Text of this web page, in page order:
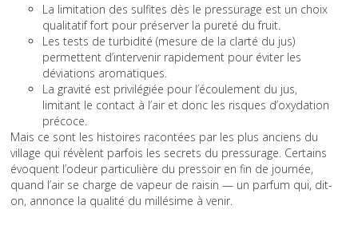
La limitation des sulfites dès le pressurage est un choix
qualitatif fort pour préserver la pureté du fruit.
Les tests de turbidité (mesure de la clarté du jus)
permettent d’intervenir rapidement pour éviter les
déviations aromatiques.
La gravité est privilégiée pour l’écoulement du jus,
limitant le contact à l’air et donc les risques d’oxydation
précoce.
Mais ce sont les histoires racontées par les plus anciens du
village qui révèlent parfois les secrets du pressurage. Certains
évoquent l’odeur particulière du pressoir en fin de journée,
quand l’air se charge de vapeur de raisin — un parfum qui, dit-
on, annonce la qualité du millésime à venir.